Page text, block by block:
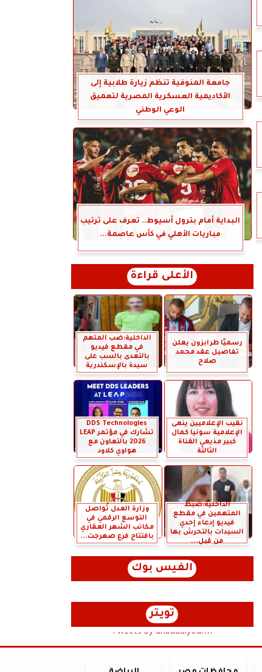
جامعة المنوفية تنظم زيارة طلابية إلى
الأكاديمية العسكرية المصرية لتعميق
الوعي الوطني
البداية أمام بترول أسيوط.. تعرف على ترتيب
مباريات الأهلي في كأس عاصمة...
الأعلى قراءة
رسميًا طرابزون يعلن
تفاصيل عقد محمد
صلاح
الداخلية:ضب المتهم
في مقطع فيديو
بالتعدى بالسب على
سيدة بالإسكندرية
نقيب الإعلاميين ينعى
الإعلامية سونيا كمال
كبير مذيعي القناة
الثالثة
DDS Technologies
تشارك في مؤتمر LEAP
2026 بالتعاون مع
هواوي كلاود
الداخلية:ضبط
المتهمين في مقطع
فيديو إدعاء إحدي
السيدات بالتحرش بها
من قبل...
وزارة العدل تُواصل
التوسع الرقمي في
مكاتب الشهر العقاري
بافتتاح فرع صهرجت...
الفيس بوك
تويتر
Tweets by anbaaalyoum1